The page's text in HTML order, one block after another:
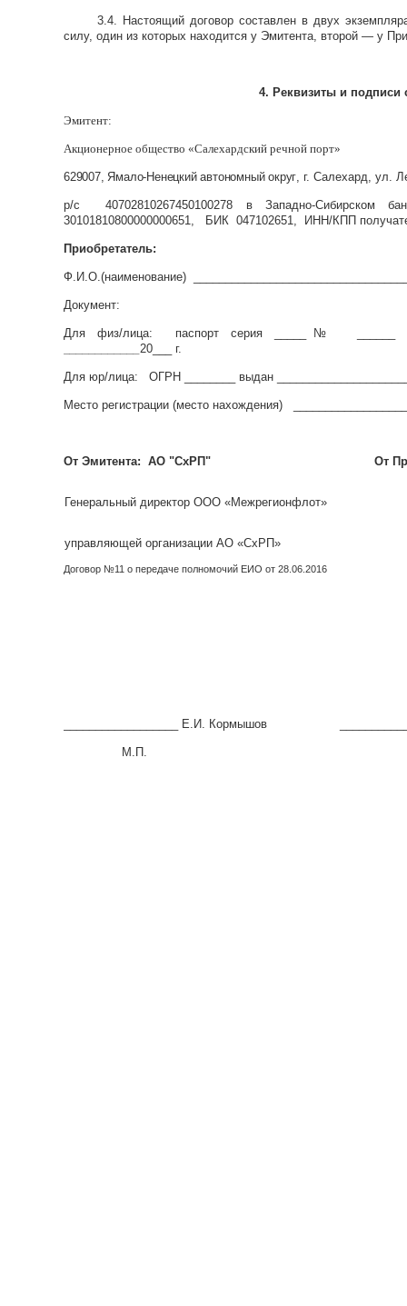
3.4. Настоящий договор составлен в двух
силу, один из которых находится у Эмитента, второй — у
4. Реквизиты и подписи
Эмитент:
Акционерное общество «Салехардский речной порт»
629007, Ямало-Ненецкий автономный округ, г. Салехард, ул.
р/с40702810267450100278 в Западно-
30101810800000000651, БИК 047102651, ИНН/КПП
Приобретатель:
Ф.И.О.(наименование)
Документ:
Для физ/лица: паспорт серия _____№
20___ г.
Для юр/лица: ОГРН ________ выдан
Место регистрации (место нахождения)
От Эмитента: АО "СхРП" От Прибретателя
Генеральный директор ООО «Межрегионфлот»
управляющей организации АО «СхРП»
Договор №11 о передаче полномочий ЕИО от 28.06.2016
__________________ Е.И. Кормышов
М.П.